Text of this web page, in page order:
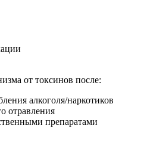
от токсинов после:
алкоголя/наркотиков
отравления
препаратами